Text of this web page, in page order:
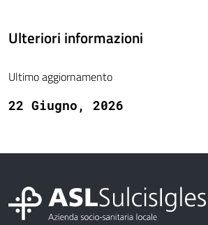
Ulteriori informazioni
Ultimo aggiornamento
22 Giugno, 2026